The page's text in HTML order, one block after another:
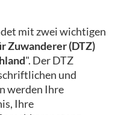
mit zwei wichtigen
Zuwanderer (DTZ)
". Der DTZ
und
werden Ihre
Ihre